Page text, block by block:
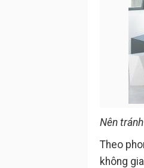
Nên
Theo
không